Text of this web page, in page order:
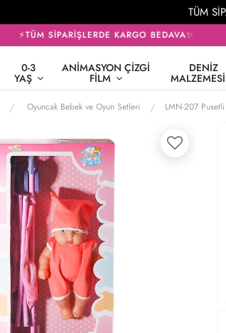
TÜM
⚡TÜM SİPARİŞLERDE KARGO BEDAVA✨
0-3
YAŞ
ANIMASYON ÇIZGI
FILM
DENIZ
MALZEMESI
Oyuncak Bebek ve Oyun Setleri LMN-207